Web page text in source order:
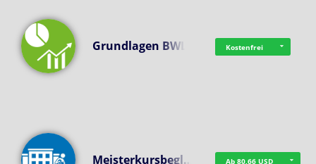
Grundlagen BWL Kostenfrei
Meisterkursbegl… Ab 80,66 USD